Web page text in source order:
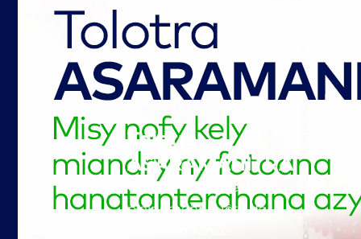
Tolotra
ASARAMANITRA
Cette année, vivez
pleinement la fête de